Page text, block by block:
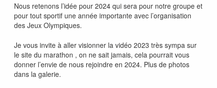
Nous retenons l’idée pour 2024 qui sera pour notre groupe et
pour tout sportif une année importante avec l’organisation
des Jeux Olympiques.
Je vous invite à aller visionner la vidéo 2023 très sympa sur
le site du marathon , on ne sait jamais, cela pourrait vous
donner l’envie de nous rejoindre en 2024. Plus de photos
dans la galerie.